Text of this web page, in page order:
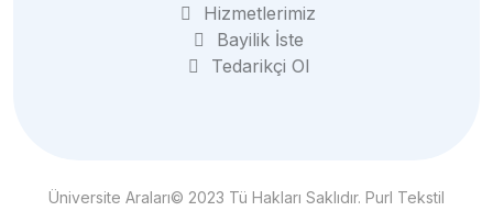
Hizmetlerimiz
Bayilik İste
Tedarikçi Ol
Üniversite Araları© 2023 Tü Hakları Saklıdır. Purl Tekstil